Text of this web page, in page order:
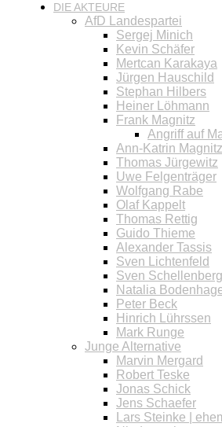
DIE AKTEURE
AfD Landespartei
Sergej Minich
Kevin Schäfer
Mertcan Karakaya
Jürgen Hauschild
Stephan Hilbers
Heiner Löhmann
Frank Magnitz
Angriff auf
Ann-Katrin Magnitz
Thomas Jürgewitz
Uwe Felgenträger
Wolfgang Rabe
Olaf Kappelt
Thomas Rettig
Guido Thieme
Alexander Tassis
Sven Lichtenfeld
Sven Schellenberg
Natalia
Peter Beck
Hinrich Lührssen
Mark Runge
Junge Alternative
Marvin Mergard
Robert Teske
Jonas Schick
Jens Schaefer
Lars Steinke |